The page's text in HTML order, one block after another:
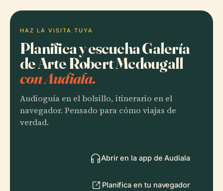
HAZ LA VISITA TUYA
Planifica y escucha Galería
de Arte Robert Mcdougall
con Audiala.
Audioguía en el bolsillo, itinerario en el
navegador. Pensado para cómo viajas de
verdad.
Abrir en la app de Audiala
Planifica en tu navegador